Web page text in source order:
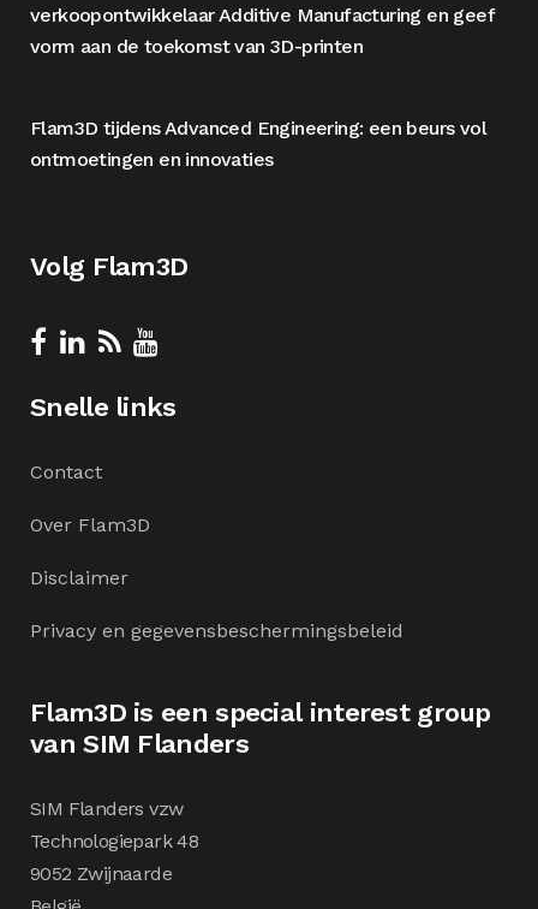
verkoopontwikkelaar Additive Manufacturing en geef
vorm aan de toekomst van 3D-printen
Flam3D tijdens Advanced Engineering: een beurs vol
ontmoetingen en innovaties
Volg Flam3D
Snelle links
Contact
Over Flam3D
Disclaimer
Privacy en gegevensbeschermingsbeleid
Flam3D is een special interest group
van SIM Flanders
SIM Flanders vzw
Technologiepark 48
9052 Zwijnaarde